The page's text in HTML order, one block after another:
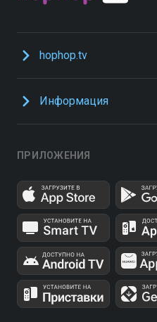
hophop.tv
Информация
ПРИЛОЖЕНИЯ